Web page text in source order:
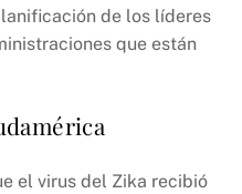
de los líderes
que están
el virus del Zika recibió